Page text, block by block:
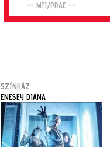
-- MTI/PRAE --
SZÍNHÁZ
ENESEY DIÁNA